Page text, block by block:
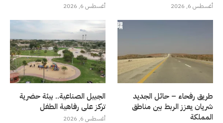
أغسطس 6, 2026 أغسطس 6, 2026
طريق رفحاء – حائل الجديد
شريان يعزز الربط بين مناطق
المملكة
الجبيل الصناعية.. بيئة حضرية
تركز على رفاهية الطفل
أغسطس 6, 2026